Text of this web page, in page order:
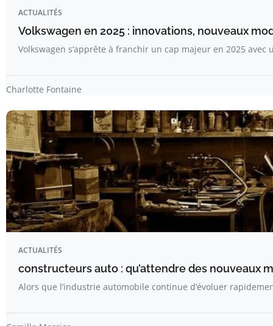
ACTUALITÉS
Volkswagen en 2025 : innovations, nouveaux
Volkswagen s’apprête à franchir un cap majeur en 2025 avec
Charlotte Fontaine
ACTUALITÉS
constructeurs auto : qu’attendre des nouveaux
Alors que l’industrie automobile continue d’évoluer